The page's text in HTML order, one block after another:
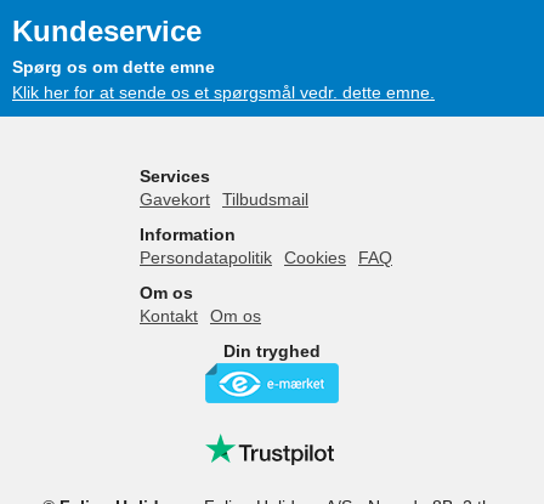
Kundeservice
Spørg os om dette emne
Klik her for at sende os et spørgsmål vedr. dette emne.
Services
Gavekort
Tilbudsmail
Information
Persondatapolitik
Cookies
FAQ
Om os
Kontakt
Om os
Din tryghed